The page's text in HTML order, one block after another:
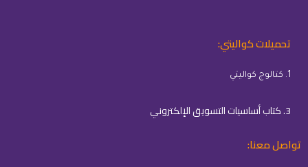
تحميلات كواليتي:
1. كتالوج كواليتي
3. كتاب أساسيات التسويق الإلكتروني
تواصل معنا: